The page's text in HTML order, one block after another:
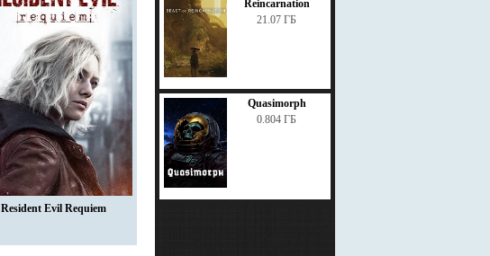
Resident Evil Requiem
Reincarnation
21.07 ГБ
Quasimorph
0.804 ГБ